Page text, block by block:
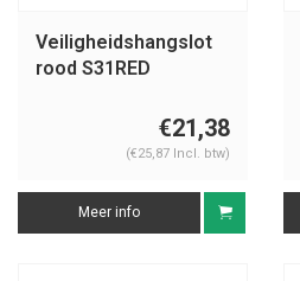
Veiligheidshangslot
rood S31RED
€21,38
(€25,87 Incl. btw)
Meer info